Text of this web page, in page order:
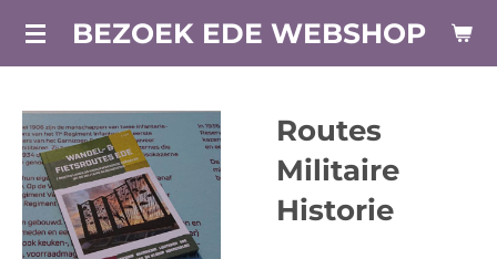
Ga
de
hoofdinhoud
BEZOEK EDE WEBSHOP
Routes
Militaire
Historie